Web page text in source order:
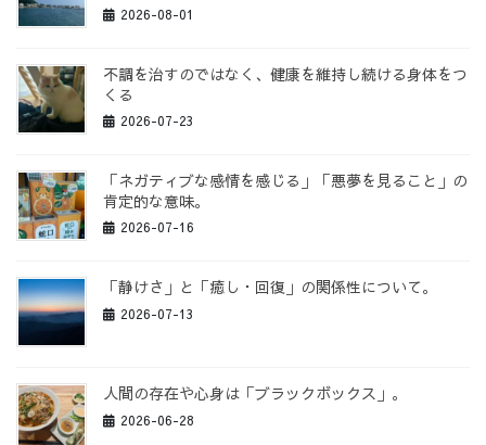
2026-08-01
不調を治すのではなく、健康を維持し続ける身体をつ
くる
2026-07-23
「ネガティブな感情を感じる」「悪夢を見ること」の
肯定的な意味。
2026-07-16
「静けさ」と「癒し・回復」の関係性について。
2026-07-13
人間の存在や心身は「ブラックボックス」。
2026-06-28